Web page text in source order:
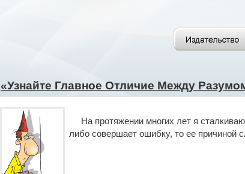
«Узнайте Главное Отличие Между
На протяжении многих лет я
либо совершает ошибку, то ее причиной